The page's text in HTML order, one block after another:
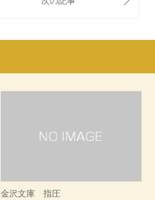
金沢文庫 指圧